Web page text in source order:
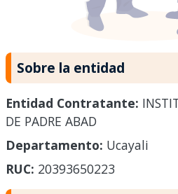
Sobre la entidad
Entidad Contratante:
DE PADRE ABAD
Departamento: Ucayali
RUC: 20393650223